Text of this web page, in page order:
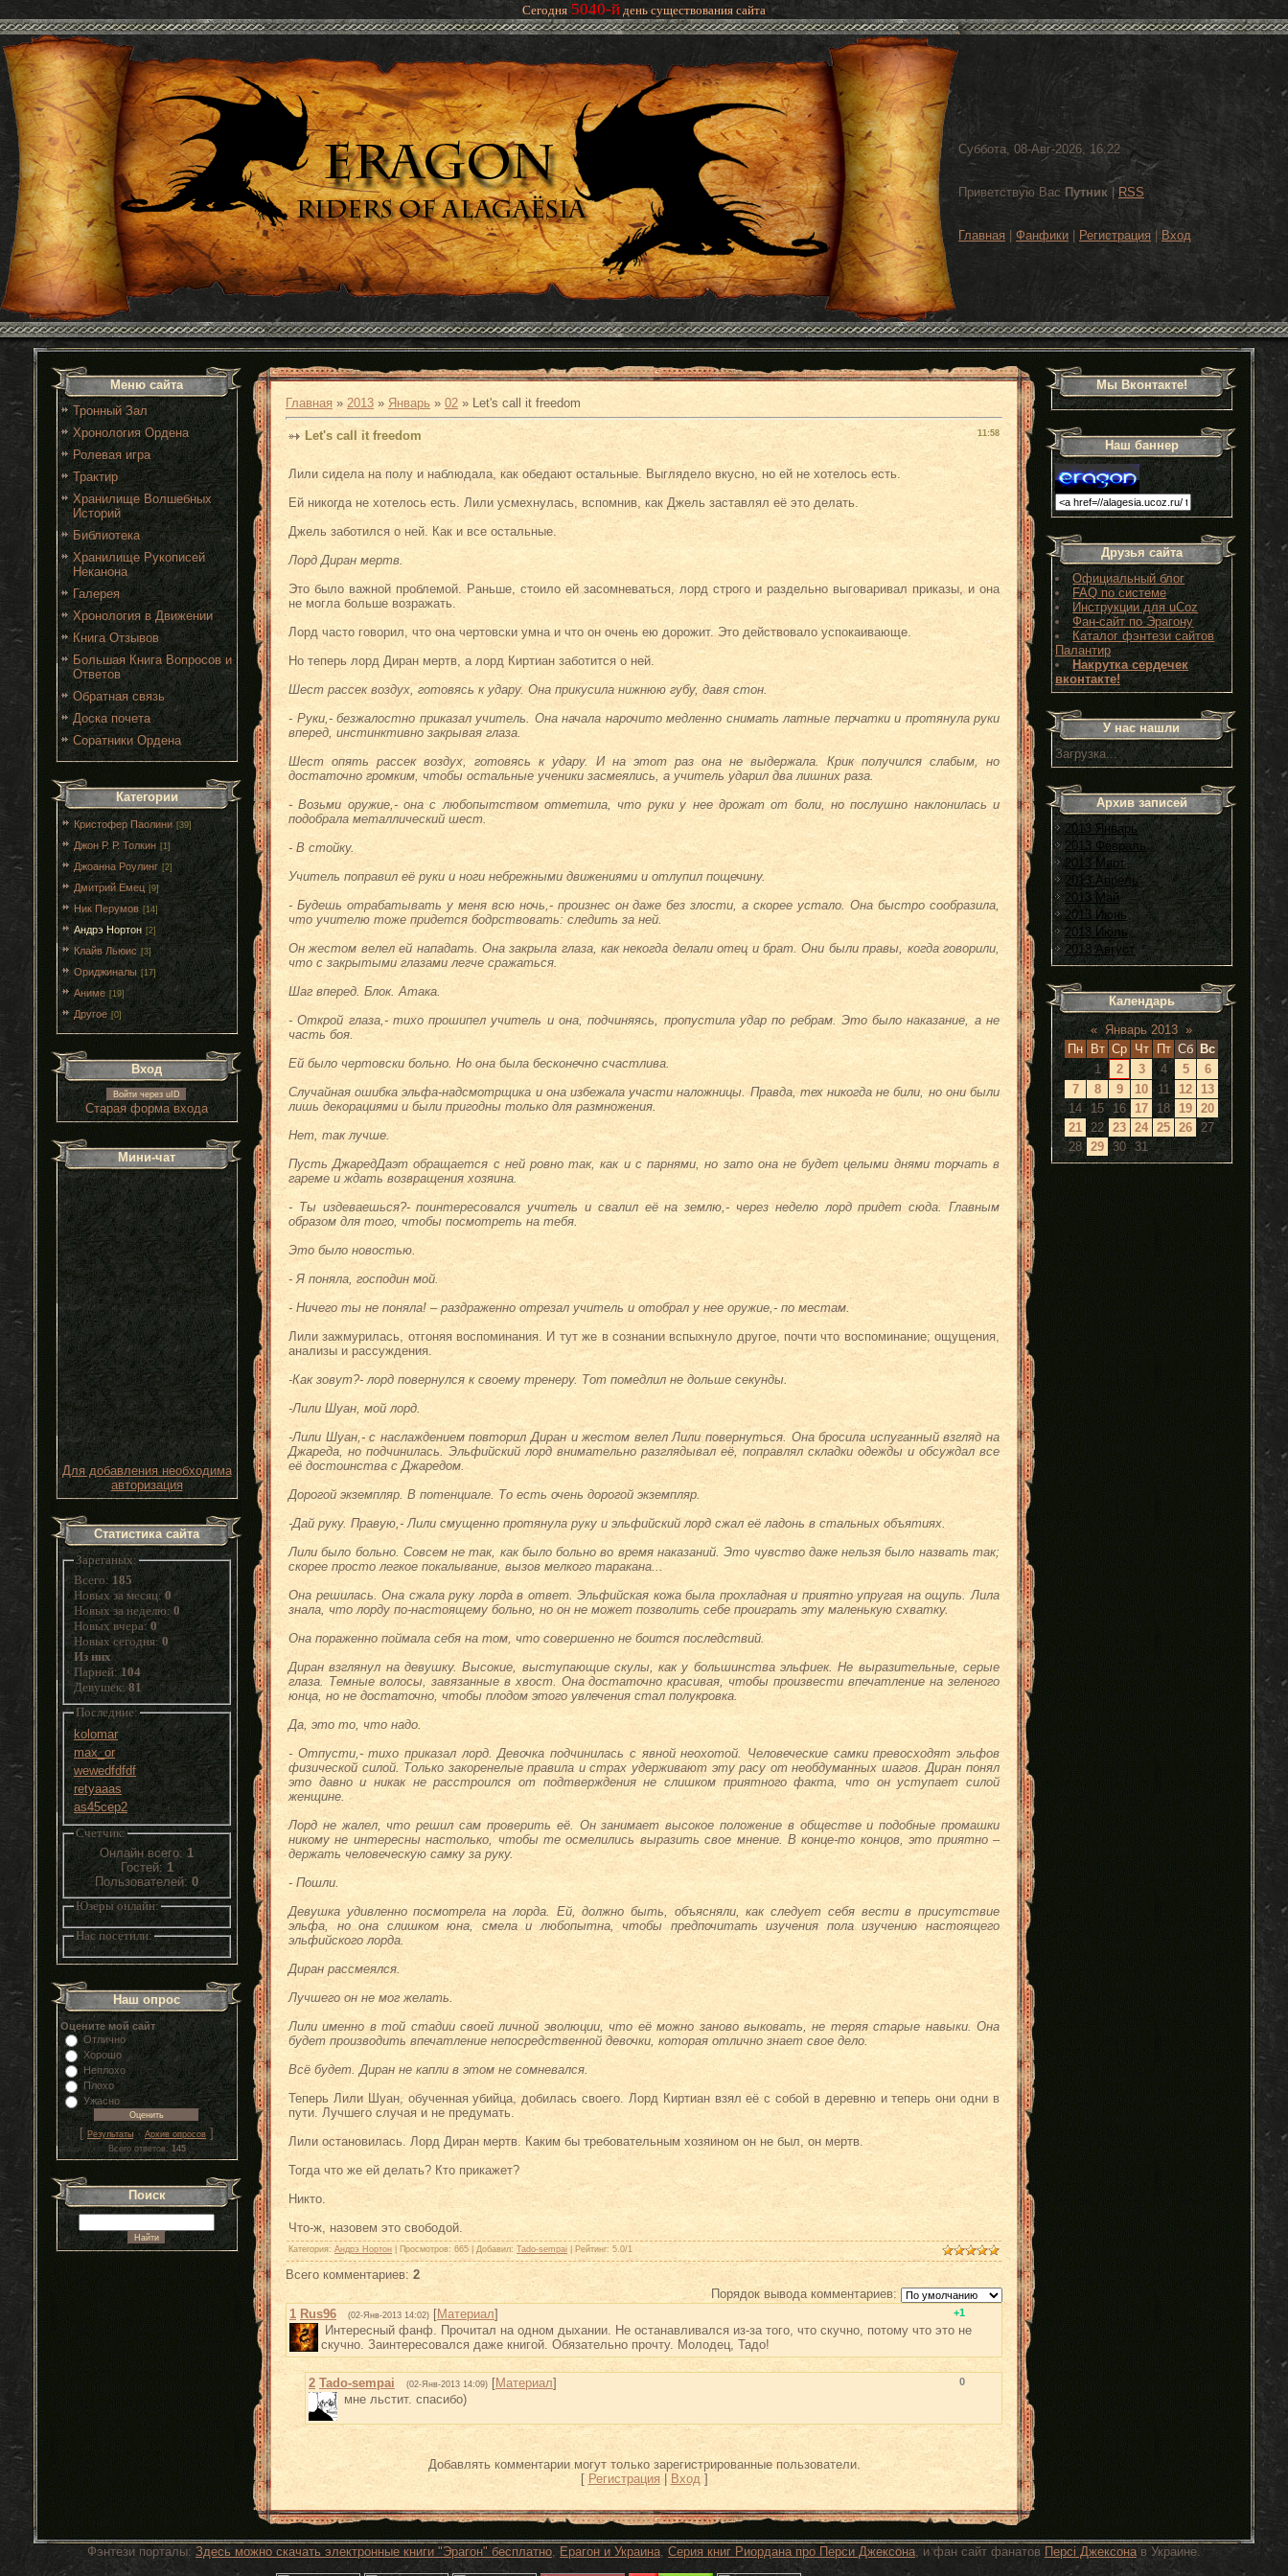
Сегодня 5040-й день существования сайта
Суббота, 08-Авг-2026, 16:22
Приветствую Вас Путник RSS
Главная Фанфики Регистрация |Вход
Меню сайта
Тронный Зал
Хронология Ордена
Ролевая игра
Трактир
Хранилище Волшебных
Историй
Библиотека
Хранилище Рукописей
Неканона
Галерея
Хронология в Движении
Книга Отзывов
Большая Книга Вопросов и
Ответов
Обратная связь
Доска почета
Соратники Ордена
Категории
Кристофер Паолини [39]
Джон Р. Р. Толкин [1]
Джоанна Роулинг [2]
Дмитрий Емец [9]
Ник Перумов [14]
Андрэ Нортон [2]
Клайв Льюис [3]
Ориджиналы [17]
Аниме [19]
Другое [0]
Вход
Войти через uID
Старая форма входа
Мини-чат
Для добавления необходима
авторизация
Статистика сайта
Зареганых:
Всего: 185
Новых за месяц:0
Новых за неделю: 0
Новых вчера:0
Новых сегодня:0
Из них
Парней:104
Девушек: 81
Последние:
kolomar
max_or
wewedfdfdf
retyaaas
as45cep2
Счетчик:
Онлайн всего: 1
Гостей: 1
Пользователей: 0
Юзеры онлайн:
Нас посетили:
Наш опрос
Оцените мой сайт
Отлично
Хорошо
Неплохо
Плохо
Ужасно
[ Результаты · Архив опросов]
Всего ответов: 145
Поиск
Главная » 2013 » Январь » 02 » Let's call it freedom
11:58
Let's call it freedom
Лили сидела на полу и наблюдала, как обедают остальные. Выглядело вкусно, но ей не хотелось есть.
Ей никогда не хотелось есть. Лили усмехнулась, вспомнив, как Джель заставлял её это делать.
Джель заботился о ней. Как и все остальные.
Лорд Диран мертв.
Это было важной проблемой. Раньше, стоило ей засомневаться, лорд строго и раздельно выговаривал приказы, и она
не могла больше возражать.
Лорд часто говорил, что она чертовски умна и что он очень ею дорожит. Это действовало успокаивающе.
Но теперь лорд Диран мертв, а лорд Киртиан заботится о ней.
Шест рассек воздух, готовясь к удару. Она прикусила нижнюю губу, давя стон.
- Руки,- безжалостно приказал учитель. Она начала нарочито медленно снимать латные перчатки и протянула руки
вперед, инстинктивно закрывая глаза.
Шест опять рассек воздух, готовясь к удару. И на этот раз она не выдержала. Крик получился слабым, но
достаточно громким, чтобы остальные ученики засмеялись, а учитель ударил два лишних раза.
- Возьми оружие,- она с любопытством отметила, что руки у нее дрожат от боли, но послушно наклонилась и
подобрала металлический шест.
- В стойку.
Учитель поправил её руки и ноги небрежными движениями и отлупил пощечину.
- Будешь отрабатывать у меня всю ночь,- произнес он даже без злости, а скорее устало. Она быстро сообразила,
что учителю тоже придется бодрствовать: следить за ней.
Он жестом велел ей нападать. Она закрыла глаза, как некогда делали отец и брат. Они были правы, когда говорили,
что с закрытыми глазами легче сражаться.
Шаг вперед. Блок. Атака.
- Открой глаза,- тихо прошипел учитель и она, подчиняясь, пропустила удар по ребрам. Это было наказание, а не
часть боя.
Ей было чертовски больно. Но она была бесконечно счастлива.
Случайная ошибка эльфа-надсмотрщика и она избежала участи наложницы. Правда, тех никогда не били, но они были
лишь декорациями и были пригодны только для размножения.
Нет, так лучше.
Пусть ДжаредДаэт обращается с ней ровно так, как и с парнями, но зато она не будет целыми днями торчать в
гареме и ждать возвращения хозяина.
- Ты издеваешься?- поинтересовался учитель и свалил её на землю,- через неделю лорд придет сюда. Главным
образом для того, чтобы посмотреть на тебя.
Это было новостью.
- Я поняла, господин мой.
- Ничего ты не поняла! – раздраженно отрезал учитель и отобрал у нее оружие,- по местам.
Лили зажмурилась, отгоняя воспоминания. И тут же в сознании вспыхнуло другое, почти что воспоминание; ощущения,
анализы и рассуждения.
-Как зовут?- лорд повернулся к своему тренеру. Тот помедлил не дольше секунды.
-Лили Шуан, мой лорд.
-Лили Шуан,- с наслаждением повторил Диран и жестом велел Лили повернуться. Она бросила испуганный взгляд на
Джареда, но подчинилась. Эльфийский лорд внимательно разглядывал её, поправлял складки одежды и обсуждал все
её достоинства с Джаредом.
Дорогой экземпляр. В потенциале. То есть очень дорогой экземпляр.
-Дай руку. Правую,- Лили смущенно протянула руку и эльфийский лорд сжал её ладонь в стальных объятиях.
Лили было больно. Совсем не так, как было больно во время наказаний. Это чувство даже нельзя было назвать так;
скорее просто легкое покалывание, вызов мелкого таракана...
Она решилась. Она сжала руку лорда в ответ. Эльфийская кожа была прохладная и приятно упругая на ощупь. Лила
знала, что лорду по-настоящему больно, но он не может позволить себе проиграть эту маленькую схватку.
Она пораженно поймала себя на том, что совершенно не боится последствий.
Диран взглянул на девушку. Высокие, выступающие скулы, как у большинства эльфиек. Не выразительные, серые
глаза. Темные волосы, завязанные в хвост. Она достаточно красивая, чтобы произвести впечатление на зеленого
юнца, но не достаточно, чтобы плодом этого увлечения стал полукровка.
Да, это то, что надо.
- Отпусти,- тихо приказал лорд. Девочка подчинилась с явной неохотой. Человеческие самки превосходят эльфов
физической силой. Только закоренелые правила и страх удерживают эту расу от необдуманных шагов. Диран понял
это давно и никак не расстроился от подтверждения не слишком приятного факта, что он уступает силой
женщине.
Лорд не жалел, что решил сам проверить её. Он занимает высокое положение в обществе и подобные промашки
никому не интересны настолько, чтобы те осмелились выразить свое мнение. В конце-то концов, это приятно –
держать человеческую самку за руку.
- Пошли.
Девушка удивленно посмотрела на лорда. Ей, должно быть, объясняли, как следует себя вести в присутствие
эльфа, но она слишком юна, смела и любопытна, чтобы предпочитать изучения пола изучению настоящего
эльфийского лорда.
Диран рассмеялся.
Лучшего он не мог желать.
Лили именно в той стадии своей личной эволюции, что её можно заново выковать, не теряя старые навыки. Она
будет производить впечатление непосредственной девочки, которая отлично знает свое дело.
Всё будет. Диран не капли в этом не сомневался.
Теперь Лили Шуан, обученная убийца, добилась своего. Лорд Киртиан взял её с собой в деревню и теперь они одни в
пути. Лучшего случая и не предумать.
Лили остановилась. Лорд Диран мертв. Каким бы требовательным хозяином он не был, он мертв.
Тогда что же ей делать? Кто прикажет?
Никто.
Что-ж, назовем это свободой.
Категория: Андрэ Нортон Просмотров: 665 | Добавил: Tado-sempai Рейтинг: 5.0/1
Всего комментариев: 2
Порядок вывода комментариев:
+1
1 Rus96 (02-Янв-2013 14:02) [Материал]
Интересный фанф. Прочитал на одном дыхании. Не останавливался из-за того, что скучно, потому что это не
скучно. Заинтересовался даже книгой. Обязательно прочту. Молодец, Тадо!
0
2 Tado-sempai (02-Янв-2013 14:09) [Материал]
мне льстит. спасибо)
Добавлять комментарии могут только зарегистрированные пользователи.
[ Регистрация| Вход]
Мы Вконтакте!
Наш баннер
Друзья сайта
Официальный блог
FAQ по системе
Инструкции для uCoz
Фан-сайт по Эрагону
Каталог фэнтези сайтов
Палантир
Накрутка сердечек
вконтакте!
У нас нашли
Загрузка...
Архив записей
2013 Январь
2013 Февраль
2013 Март
2013 Апрель
2013 Май
2013 Июнь
2013 Июль
2013 Август
Календарь
« Январь 2013 »
Пн
Вт Ср Чт Пт Сб Вс
1
2 3 4 5
6
7
8 9 10 11 12
13
14
15 16 17 18 19 20
21 22 23 24 25 26 27
28 29 30 31
Фэнтези порталы: Здесь можно скачать электронные книги "Эрагон" бесплатно, Ерагон и Украина, Серия книг Риордана про Перси Джексона, и фан сайт фанатов Персi Джексонав Украине.